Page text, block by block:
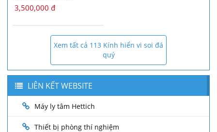
3,500,000 đ
Xem tất cả 113 Kính hiển vi soi đá
quý
LIÊN KẾT WEBSITE
Máy ly tâm Hettich
Thiết bị phòng thí nghiệm